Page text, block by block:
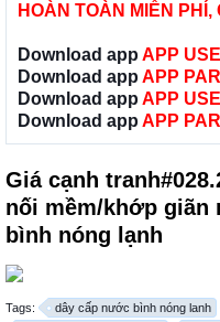
HOÀN TOÀN MIỄN
Download app APP
Download app APP
Download app APP
Download app APP
Giá cạnh
nối mềm/khớp giãn
bình nóng lạnh
Tags: dây cấp nước bình nóng lanh